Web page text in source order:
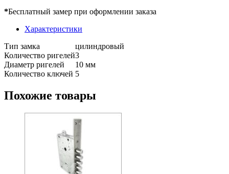
*Бесплатный замер при оформлении заказа
Характеристики
Тип замка
цилиндровый
Количество ригелей3
Диаметр ригелей
10 мм
Количество ключей 5
Похожие товары